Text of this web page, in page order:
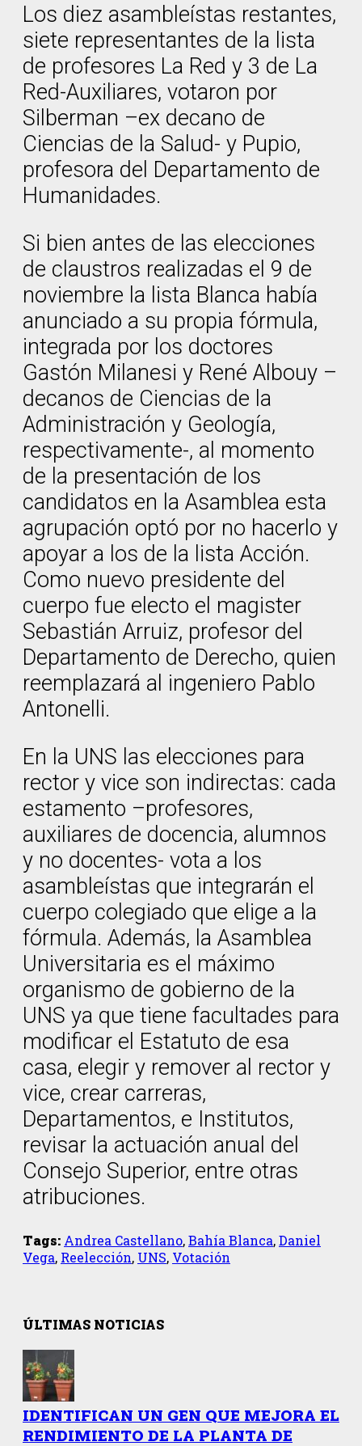
Los diez asambleístas restantes,
siete representantes de la lista
de profesores La Red y 3 de La
Red-Auxiliares, votaron por
Silberman –ex decano de
Ciencias de la Salud- y Pupio,
profesora del Departamento de
Humanidades.
Si bien antes de las elecciones
de claustros realizadas el 9 de
noviembre la lista Blanca había
anunciado a su propia fórmula,
integrada por los doctores
Gastón Milanesi y René Albouy –
decanos de Ciencias de la
Administración y Geología,
respectivamente-, al momento
de la presentación de los
candidatos en la Asamblea esta
agrupación optó por no hacerlo y
apoyar a los de la lista Acción.
Como nuevo presidente del
cuerpo fue electo el magister
Sebastián Arruiz, profesor del
Departamento de Derecho, quien
reemplazará al ingeniero Pablo
Antonelli.
En la UNS las elecciones para
rector y vice son indirectas: cada
estamento –profesores,
auxiliares de docencia, alumnos
y no docentes- vota a los
asambleístas que integrarán el
cuerpo colegiado que elige a la
fórmula. Además, la Asamblea
Universitaria es el máximo
organismo de gobierno de la
UNS ya que tiene facultades para
modificar el Estatuto de esa
casa, elegir y remover al rector y
vice, crear carreras,
Departamentos, e Institutos,
revisar la actuación anual del
Consejo Superior, entre otras
atribuciones.
Tags: Andrea Castellano,Bahía Blanca,Daniel
Vega, Reelección, UNS, Votación
ÚLTIMAS NOTICIAS
IDENTIFICAN UN GEN QUE MEJORA EL
RENDIMIENTO DE LA PLANTA DE